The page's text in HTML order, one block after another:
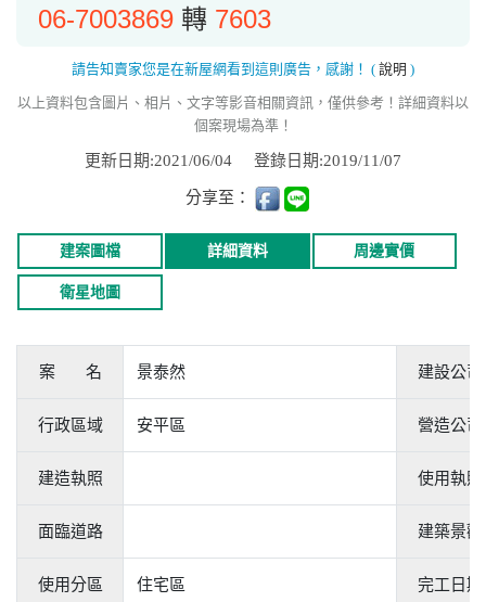
06-7003869 轉 7603
請告知賣家您是在新屋網看到這則廣告，感謝！ ( 說明 )
以上資料包含圖片、相片、文字等影音相關資訊，僅供參考！詳細資料以
個案現場為準！
更新日期:2021/06/04 登錄日期:2019/11/07
分享至：
建案圖檔 詳細資料 周邊實價
衛星地圖
案 名 景泰然 建設公司
行政區域 安平區 營造公司
建造執照 使用執照
面臨道路 建築景觀
使用分區 住宅區 完工日期